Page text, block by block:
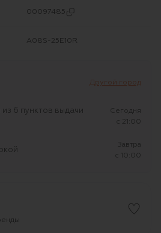
00097485
A08S-25E10R
Другой город
6 пунктов выдачи
Сегодня
c 21:00
Завтра
c 10:00